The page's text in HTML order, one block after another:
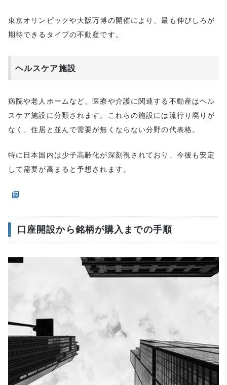
東京オリンピックや大阪万博の開催により、最も伸びしろが
期待できるタイプの不動産です。
ヘルスケア施設
病院や老人ホームなど、医療や介護に関連する不動産はヘル
スケア施設に分類されます。これらの施設には流行り廃りが
なく、住居と並んで需要が無くならない分野の代表格。
特に日本国内は少子高齢化が深刻視されており、今後も安定
して需要が高まると予想されます。
口座開設から銘柄が購入までの手順